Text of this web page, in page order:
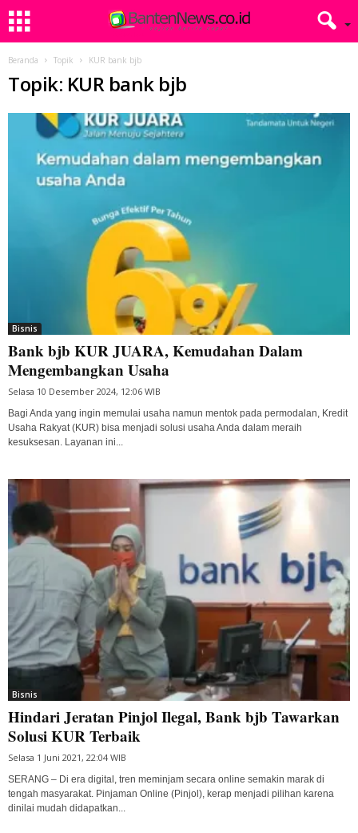
Beranda Topik KUR bank bjb
Topik: KUR bank bjb
Bisnis
Bank bjb KUR JUARA, Kemudahan Dalam
Mengembangkan Usaha
Selasa 10 Desember 2024, 12:06 WIB
Bagi Anda yang ingin memulai usaha namun mentok pada permodalan, Kredit
Usaha Rakyat (KUR) bisa menjadi solusi usaha Anda dalam meraih
kesuksesan. Layanan ini...
Bisnis
Hindari Jeratan Pinjol Ilegal, Bank bjb Tawarkan
Solusi KUR Terbaik
Selasa 1 Juni 2021, 22:04 WIB
SERANG – Di era digital, tren meminjam secara online semakin marak di
tengah masyarakat. Pinjaman Online (Pinjol), kerap menjadi pilihan karena
dinilai mudah didapatkan...